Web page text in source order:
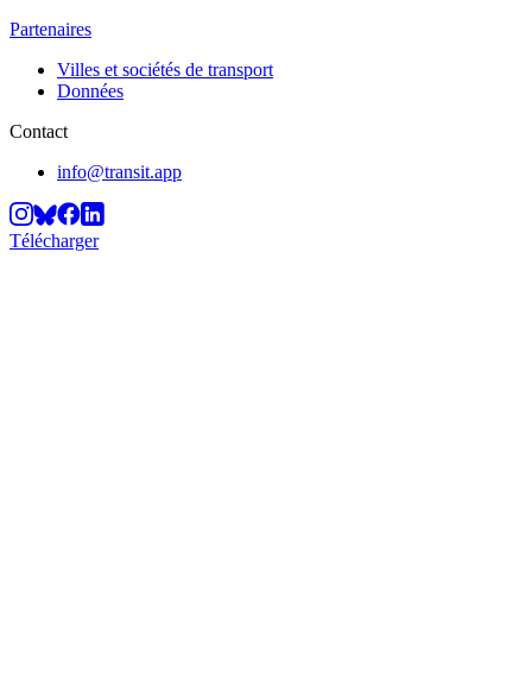
Partenaires
Villes et sociétés de transport
Données
Contact
info@transit.app
Télécharger